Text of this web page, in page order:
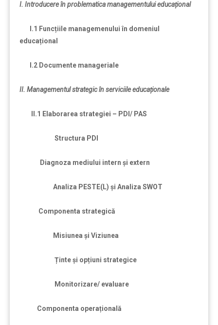
I. Introducere în problematica managementului educațional
I.1 Funcțiile managemenului în domeniul
educațional
I.2 Documente manageriale
II. Managementul strategic în serviciile educaționale
II.1 Elaborarea strategiei – PDI/ PAS
Structura PDI
Diagnoza mediului intern și extern
Analiza PESTE(L) și Analiza SWOT
Componenta strategică
Misiunea și Viziunea
Ținte și opțiuni strategice
Monitorizare/ evaluare
Componenta operațională